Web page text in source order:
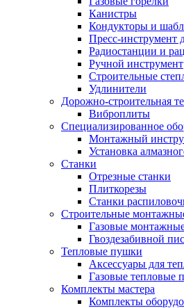
Канистры
Кондукторы и
Пресс-инструмент
Радиостанции и
Ручной инструмент
Строительные
Удлинители
Дорожно-строительная
Виброплиты
Специализированное
Монтажный
Установка
Станки
Отрезные станки
Плиткорезы
Станки
Строительные
Газовые
Гвоздезабивной
Тепловые пушки
Аксессуары для
Газовые тепловые
Комплекты мастера
Комплекты